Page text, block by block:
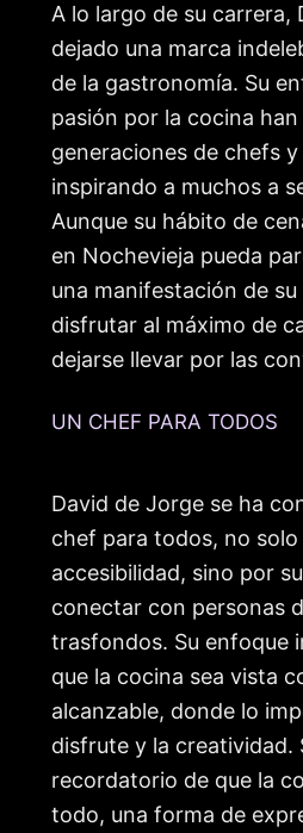
A lo largo de su carrera,
dejado una marca
de la gastronomía. Su
pasión por la cocina
generaciones de chefs
inspirando a muchos a
Aunque su hábito de
en Nochevieja pueda
una manifestación de
disfrutar al máximo de
dejarse llevar por las
UN CHEF PARA TODOS
David de Jorge se ha
chef para todos, no solo
accesibilidad, sino por
conectar con personas
trasfondos. Su enfoque
que la cocina sea vista
alcanzable, donde lo
disfrute y la creatividad.
recordatorio de que la
todo, una forma de